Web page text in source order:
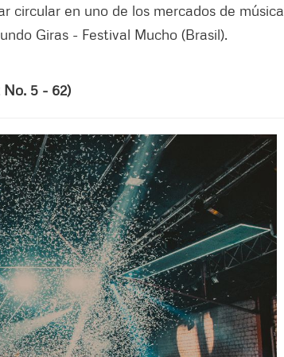
circular en uno de los mercados de música
Giras - Festival Mucho (Brasil).
No. 5 - 62)